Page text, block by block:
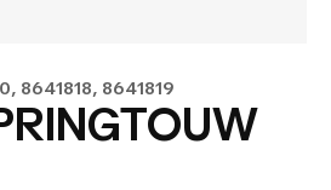
8641818, 8641819